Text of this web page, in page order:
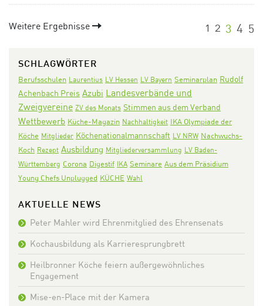
Weitere Ergebnisse 1 2 3 4 5
SCHLAGWÖRTER
Berufsschulen Laurentius LV Hessen LV Bayern Seminarplan Rudolf
Achenbach Preis Azubi Landesverbände und
Zweigvereine ZV des Monats Stimmen aus dem Verband
Wettbewerb Küche-Magazin Nachhaltigkeit IKA Olympiade der
Köche Mitglieder Köchenationalmannschaft LV NRW Nachwuchs-
Koch Rezept Ausbildung Mitgliederversammlung LV Baden-
Württemberg Corona Digestif IKA Seminare Aus dem Präsidium
Young Chefs Unplugged KÜCHE Wahl
AKTUELLE NEWS
Peter Mahler wird Ehrenmitglied des Ehrensenats
Kochausbildung als Karrieresprungbrett
Heilbronner Köche feiern außergewöhnliches
Engagement
Mise-en-Place mit der Kamera